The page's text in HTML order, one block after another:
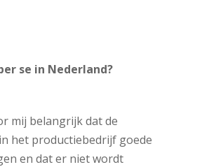
se in Nederland?
mij belangrijk dat de
het productiebedrijf goede
en dat er niet wordt